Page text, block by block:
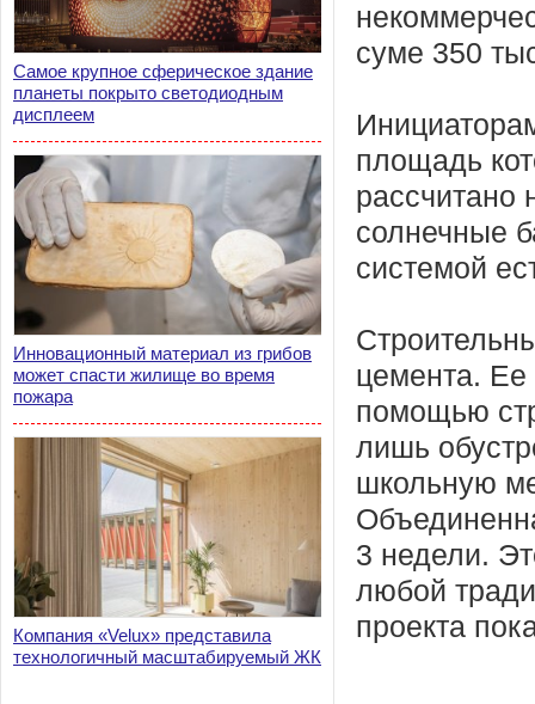
Самое крупное сферическое здание
планеты покрыто светодиодным
дисплеем
Инновационный материал из грибов
может спасти жилище во время
пожара
Компания «Velux» представила
технологичный масштабируемый ЖК
суме 350
площадь
рассчитано
солнечные
системой
цемента. Ее
помощью
лишь
школьную
3 недели.
любой
проекта